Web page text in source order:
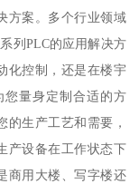
方案。多个行业领域
列PLC的应用解决方
化控制，还是在楼宇
量身定制合适的方
的生产工艺和需要，
产设备在工作状态下
商用大楼、写字楼还